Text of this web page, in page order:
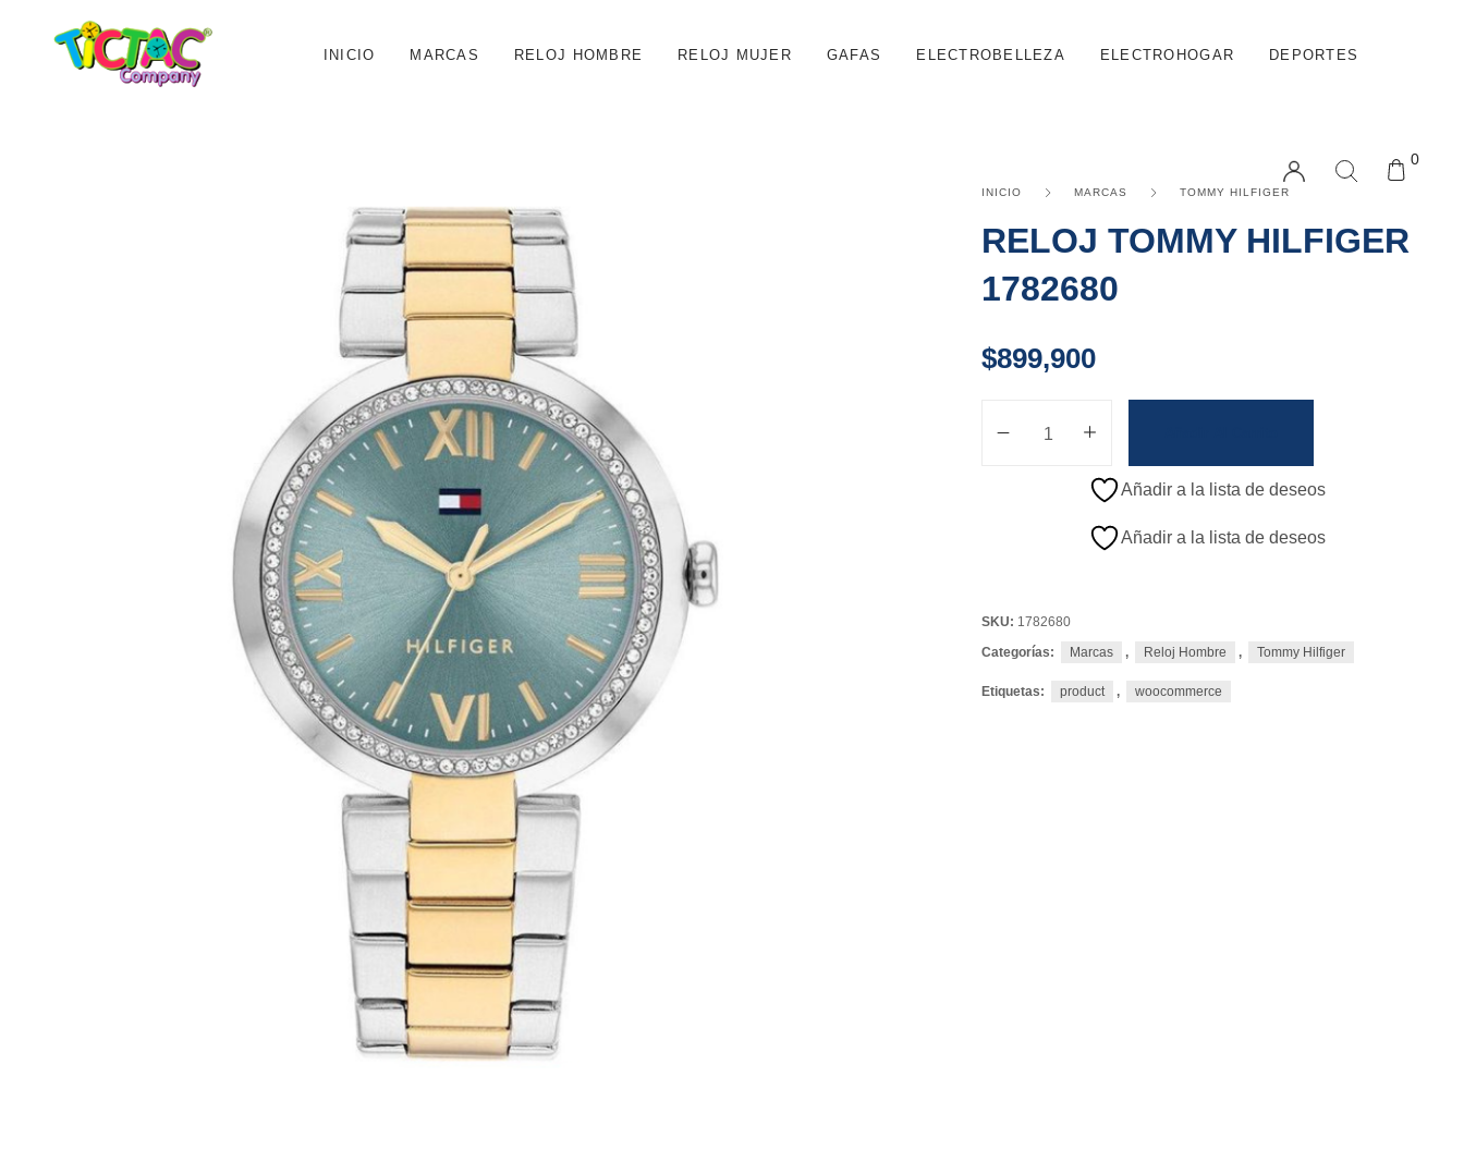
INICIO MARCAS RELOJ HOMBRE RELOJ MUJER GAFAS ELECTROBELLEZA ELECTROHOGAR DEPORTES
0
INICIO MARCAS TOMMY HILFIGER
RELOJ TOMMY HILFIGER
1782680
$899,900
Añadir a la lista de deseos
Añadir a la lista de deseos
SKU: 1782680
Categorías:
Marcas , Reloj Hombre , Tommy Hilfiger
Etiquetas: product , woocommerce